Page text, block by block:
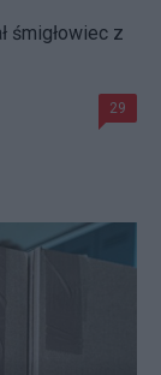
śmigłowiec z
29